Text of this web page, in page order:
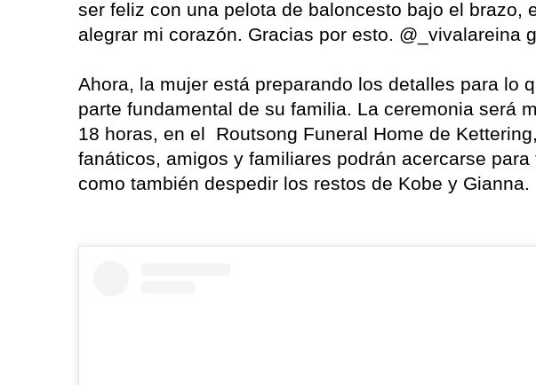
ser feliz con una pelota de baloncesto bajo el brazo,
alegrar mi corazón. Gracias por esto. @_vivalareina
Ahora, la mujer está preparando los detalles para lo
parte fundamental de su familia. La ceremonia será
18 horas, en el Routsong Funeral Home de
fanáticos, amigos y familiares podrán acercarse
como también despedir los restos de Kobe y Gianna.